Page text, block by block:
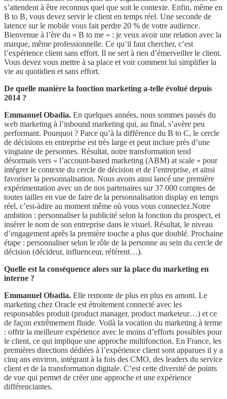
s’attendent à être reconnus quel que soit le contexte. Enfin, même en
B to B, vous devez servir le client en temps réel. Une seconde de
latence sur le mobile vous fait perdre 20 % de votre audience.
Bienvenue à l’ère du « B to me » : je veux avoir une relation avec la
marque, même professionnelle. Ce qu’il faut chercher, c’est
l’expérience client sans effort. Il ne sert à rien d’émerveiller le client.
Vous devez vous mettre à sa place et voir comment lui simplifier la
vie au quotidien et sans effort.
De quelle manière la fonction marketing a-telle évolué depuis
2014 ?
Emmanuel Obadia. En quelques années, nous sommes passés du
web marketing à l’inbound marketing qui, au final, s’avère peu
performant. Pourquoi ? Parce qu’à la différence du B to C, le cercle
de décisions en entreprise est très large et peut inclure près d’une
vingtaine de personnes. Résultat, notre transformation tend
désormais vers « l’account-based marketing (ABM) at scale » pour
intégrer le contexte du cercle de décision et de l’entreprise, et ainsi
favoriser la personnalisation. Nous avons ainsi lancé une première
expérimentation avec un de nos partenaires sur 37 000 comptes de
toutes tailles en vue de faire de la personnalisation display en temps
réel, c’est-àdire au moment même où vous vous connectez.Notre
ambition : personnaliser la publicité selon la fonction du prospect, et
insérer le nom de son entreprise dans le visuel. Résultat, le niveau
d’engagement après la première touche a plus que doublé. Prochaine
étape : personnaliser selon le rôle de la personne au sein du cercle de
décision (décideur, influenceur, référent…).
Quelle est la conséquence alors sur la place du marketing en
interne ?
Emmanuel Obadia. Elle remonte de plus en plus en amont. Le
marketing chez Oracle est étroitement connecté avec les
responsables produit (product manager, product marketeur…) et ce
de façon extrêmement fluide. Voilà la vocation du marketing à terme
: offrir la meilleure expérience avec le moins d’efforts possibles pour
le client, ce qui implique une approche multifonction. En France, les
premières directions dédiées à l’expérience client sont apparues il y a
cinq ans environ, intégrant à la fois des CMO, des leaders du service
client et de la transformation digitale. C’est cette diversité de points
de vue qui permet de créer une approche et une expérience
différenciantes.